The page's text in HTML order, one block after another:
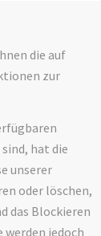
die auf
zur
hat die
unserer
oder löschen,
das Blockieren
werden jedoch